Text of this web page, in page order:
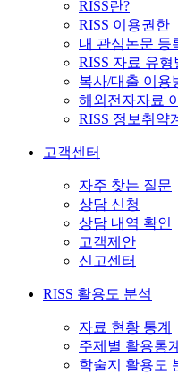
RISS란?
RISS 이용권한
내 관심논문 등
RISS 자료 유형
복사/대출 이용
해외전자자료
RISS 정보취약
고객센터
자주 찾는 질문
상담 신청
상담 내역 확인
고객제안
신고센터
RISS 활용도 분석
자료 현황 통계
주제별 활용통
학술지 활용도